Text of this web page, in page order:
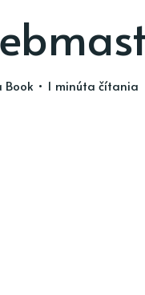
Book • 1 minúta čítania